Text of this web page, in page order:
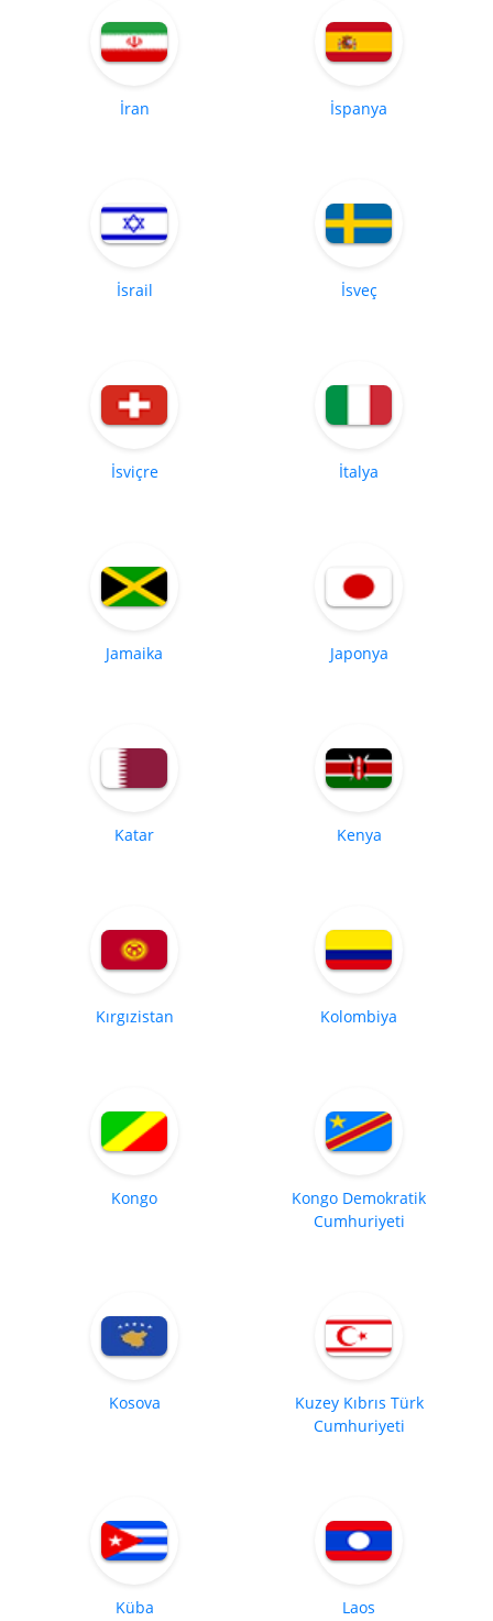
İran İspanya
İsrail İsveç
İsviçre İtalya
Jamaika Japonya
Katar Kenya
Kırgızistan Kolombiya
Kongo
Kongo Demokratik
Cumhuriyeti
Kosova
Kuzey Kıbrıs Türk
Cumhuriyeti
Küba Laos